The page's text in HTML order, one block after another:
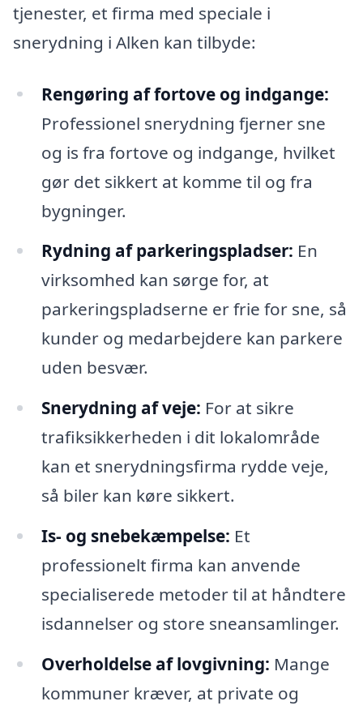
tjenester, et firma med speciale i
snerydning i Alken kan tilbyde:
Rengøring af fortove og indgange:
Professionel snerydning fjerner sne
og is fra fortove og indgange, hvilket
gør det sikkert at komme til og fra
bygninger.
Rydning af parkeringspladser: En
virksomhed kan sørge for, at
parkeringspladserne er frie for sne, så
kunder og medarbejdere kan parkere
uden besvær.
Snerydning af veje: For at sikre
trafiksikkerheden i dit lokalområde
kan et snerydningsfirma rydde veje,
så biler kan køre sikkert.
Is- og snebekæmpelse: Et
professionelt firma kan anvende
specialiserede metoder til at håndtere
isdannelser og store sneansamlinger.
Overholdelse af lovgivning: Mange
kommuner kræver, at private og